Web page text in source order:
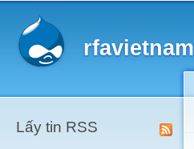
rfavietnam
Lấy tin RSS